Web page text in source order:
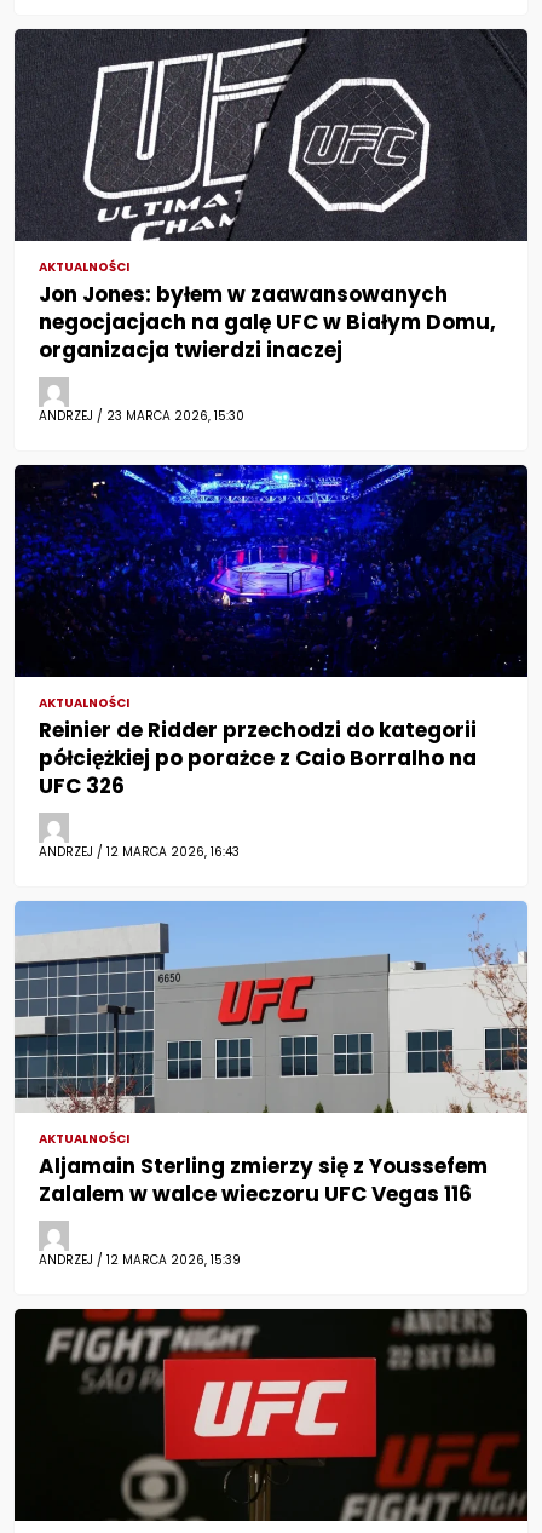
AKTUALNOŚCI
Jon Jones: byłem w zaawansowanych
negocjacjach na galę UFC w Białym Domu,
organizacja twierdzi inaczej
ANDRZEJ / 23 MARCA 2026, 15:30
AKTUALNOŚCI
Reinier de Ridder przechodzi do kategorii
półciężkiej po porażce z Caio Borralho na
UFC 326
ANDRZEJ / 12 MARCA 2026, 16:43
AKTUALNOŚCI
Aljamain Sterling zmierzy się z Youssefem
Zalalem w walce wieczoru UFC Vegas 116
ANDRZEJ / 12 MARCA 2026, 15:39